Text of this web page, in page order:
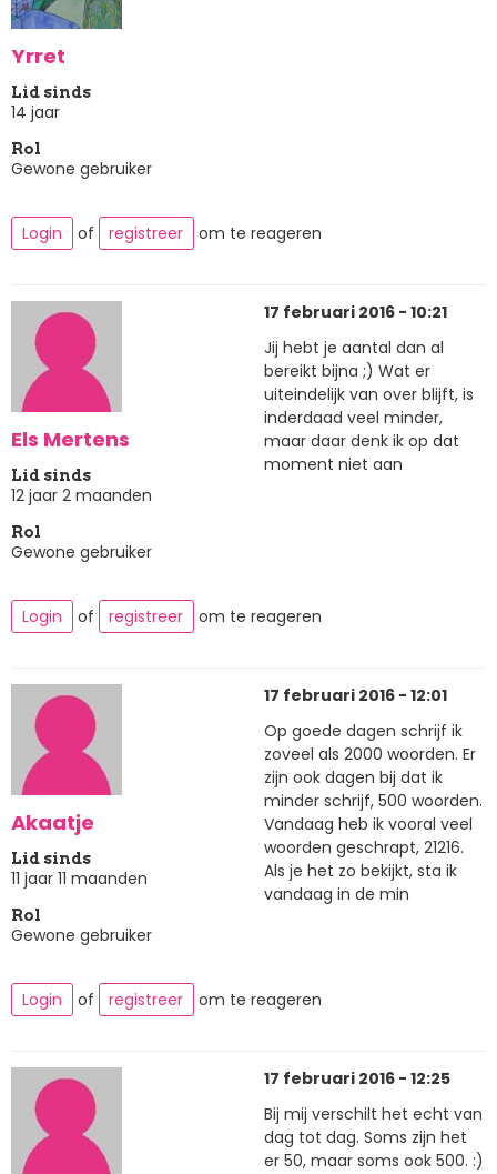
Yrret
Lid sinds
14 jaar
Rol
Gewone gebruiker
Login of registreer om te reageren
Els Mertens
Lid sinds
12 jaar 2 maanden
Rol
Gewone gebruiker
17 februari 2016 - 10:21
Jij hebt je aantal dan al
bereikt bijna ;) Wat er
uiteindelijk van over blijft, is
inderdaad veel minder,
maar daar denk ik op dat
moment niet aan
Login of registreer om te reageren
Akaatje
Lid sinds
11 jaar 11 maanden
Rol
Gewone gebruiker
17 februari 2016 - 12:01
Op goede dagen schrijf ik
zoveel als 2000 woorden. Er
zijn ook dagen bij dat ik
minder schrijf, 500 woorden.
Vandaag heb ik vooral veel
woorden geschrapt, 21216.
Als je het zo bekijkt, sta ik
vandaag in de min
Login of registreer om te reageren
17 februari 2016 - 12:25
Bij mij verschilt het echt van
dag tot dag. Soms zijn het
er 50, maar soms ook 500. :)